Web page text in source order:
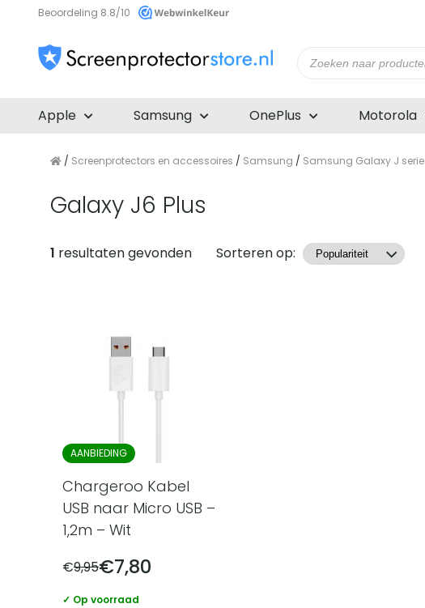
Beoordeling 8.8/10
zoeken
Apple Samsung OnePlus Motorola
/ Screenprotectors en accessoires / Samsung / Samsung Galaxy J serie
Galaxy J6 Plus
Producten
1 resultaten gevonden Sorteren op:
AANBIEDING
Chargeroo Kabel
USB naar Micro USB –
1,2m – Wit
€9,95€7,80
✓ Op voorraad